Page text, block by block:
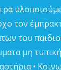
τον
του
µη
•